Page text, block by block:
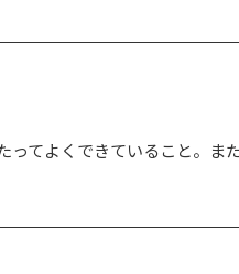
てよくできていること。ま